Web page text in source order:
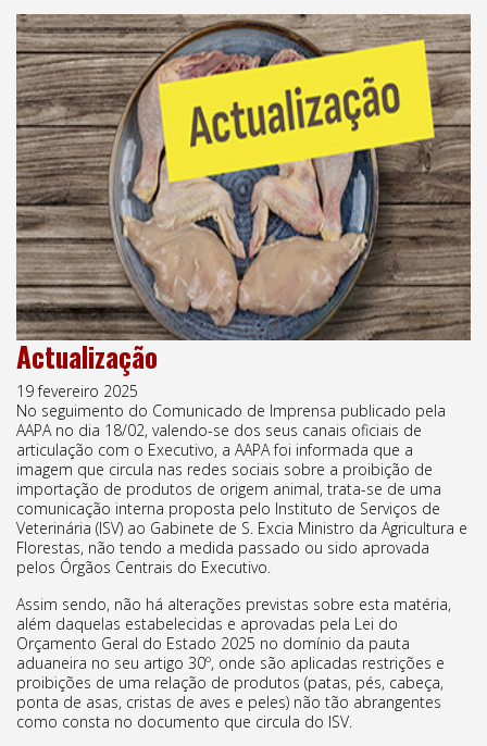
Actualização
19 fevereiro 2025
No seguimento do Comunicado de Imprensa publicado pela
AAPA no dia 18/02, valendo-se dos seus canais oficiais de
articulação com o Executivo, a AAPA foi informada que a
imagem que circula nas redes sociais sobre a proibição de
importação de produtos de origem animal, trata-se de uma
comunicação interna proposta pelo Instituto de Serviços de
Veterinária (ISV) ao Gabinete de S. Excia Ministro da Agricultura e
Florestas, não tendo a medida passado ou sido aprovada
pelos Órgãos Centrais do Executivo.
Assim sendo, não há alterações previstas sobre esta matéria,
além daquelas estabelecidas e aprovadas pela Lei do
Orçamento Geral do Estado 2025 no domínio da pauta
aduaneira no seu artigo 30º, onde são aplicadas restrições e
proibições de uma relação de produtos (patas, pés, cabeça,
ponta de asas, cristas de aves e peles) não tão abrangentes
como consta no documento que circula do ISV.